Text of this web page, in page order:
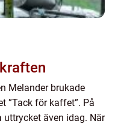
Melander brukade
”Tack för kaffet”. På
även idag. När